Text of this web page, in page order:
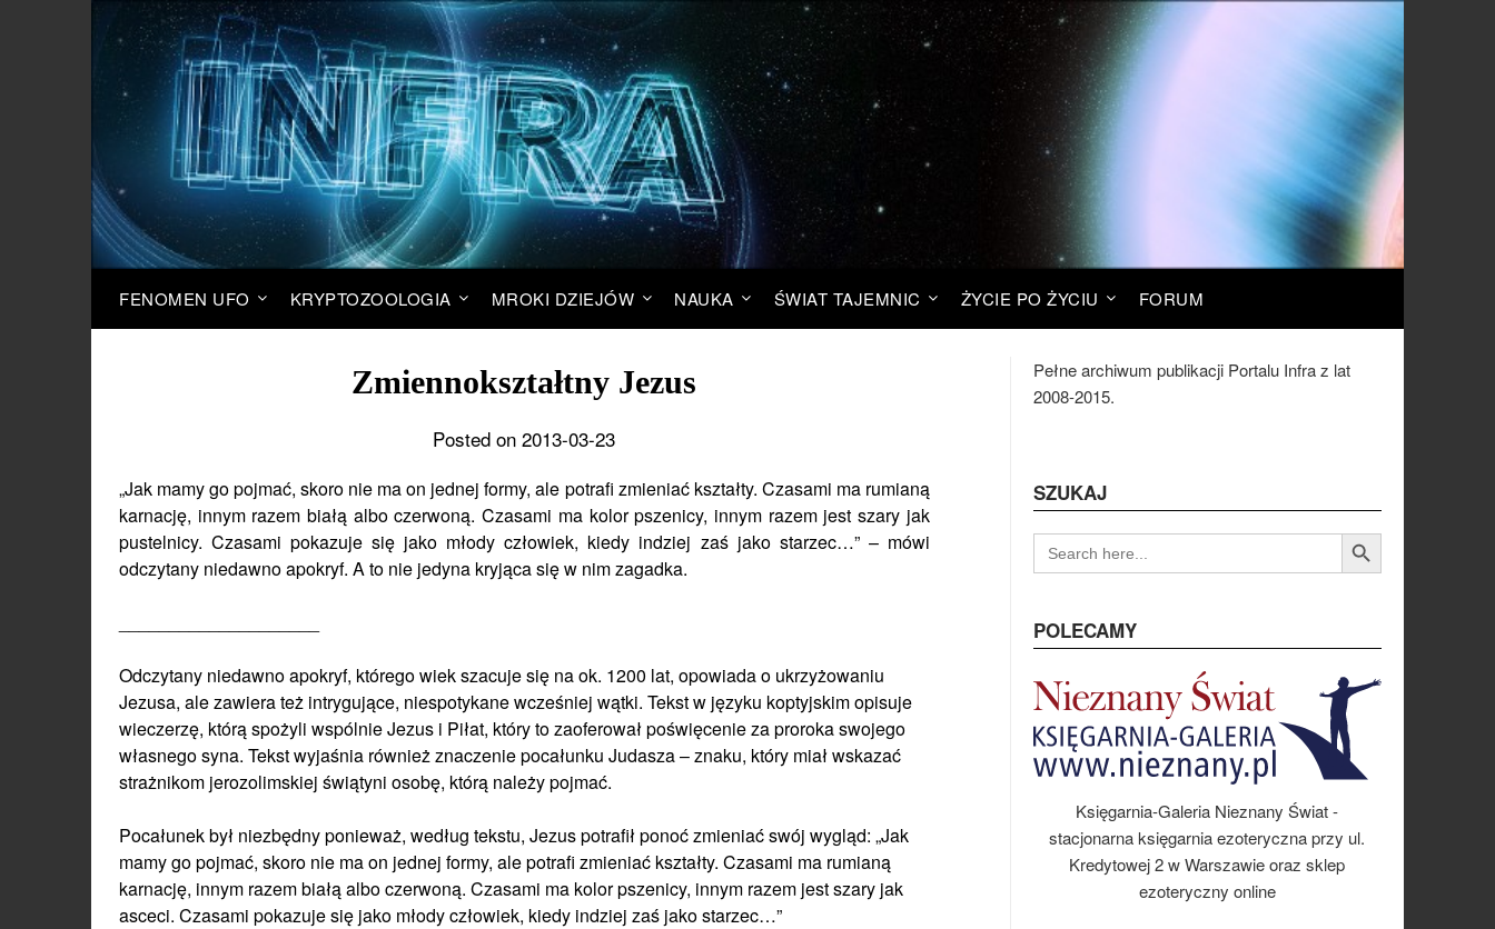
FENOMEN UFO KRYPTOZOOLOGIA MROKI DZIEJÓW NAUKA ŚWIAT TAJEMNIC ŻYCIE PO ŻYCIU FORUM
Zmiennokształtny Jezus
Posted on 2013-03-23
„Jak mamy go pojmać, skoro nie ma on jednej formy, ale potrafi zmieniać kształty. Czasami ma rumianą
karnację, innym razem białą albo czerwoną. Czasami ma kolor pszenicy, innym razem jest szary jak
pustelnicy. Czasami pokazuje się jako młody człowiek, kiedy indziej zaś jako starzec…” – mówi
odczytany niedawno apokryf. A to nie jedyna kryjąca się w nim zagadka.
Odczytany niedawno apokryf, którego wiek szacuje się na ok. 1200 lat, opowiada o ukrzyżowaniu
Jezusa, ale zawiera też intrygujące, niespotykane wcześniej wątki. Tekst w języku koptyjskim opisuje
wieczerzę, którą spożyli wspólnie Jezus i Piłat, który to zaoferował poświęcenie za proroka swojego
własnego syna. Tekst wyjaśnia również znaczenie pocałunku Judasza – znaku, który miał wskazać
strażnikom jerozolimskiej świątyni osobę, którą należy pojmać.
Pocałunek był niezbędny ponieważ, według tekstu, Jezus potrafił ponoć zmieniać swój wygląd: „Jak
mamy go pojmać, skoro nie ma on jednej formy, ale potrafi zmieniać kształty. Czasami ma rumianą
karnację, innym razem białą albo czerwoną. Czasami ma kolor pszenicy, innym razem jest szary jak
asceci. Czasami pokazuje się jako młody człowiek, kiedy indziej zaś jako starzec…”
Pełne archiwum publikacji Portalu Infra z lat
2008-2015.
SZUKAJ
SEARCH
FOR:
Search Button
POLECAMY
Księgarnia-Galeria Nieznany Świat -
stacjonarna księgarnia ezoteryczna przy ul.
Kredytowej 2 w Warszawie oraz sklep
ezoteryczny online